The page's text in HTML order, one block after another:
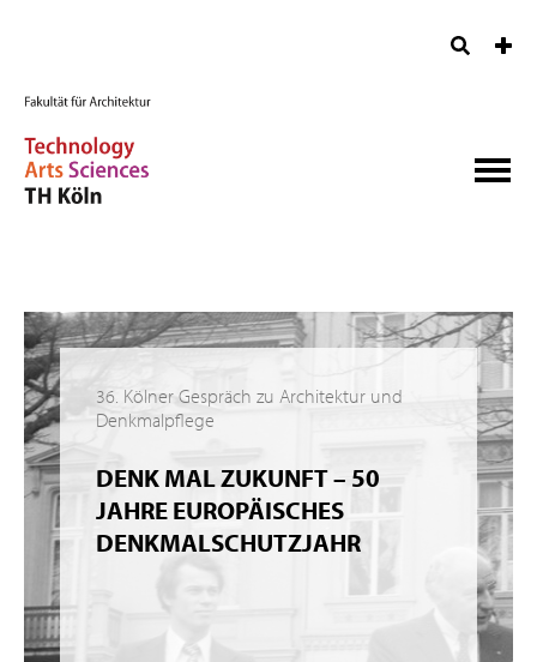
36. Kölner Gespräch zu Architektur und
Denkmalpflege
DENK MAL ZUKUNFT – 50
JAHRE EUROPÄISCHES
DENKMALSCHUTZJAHR